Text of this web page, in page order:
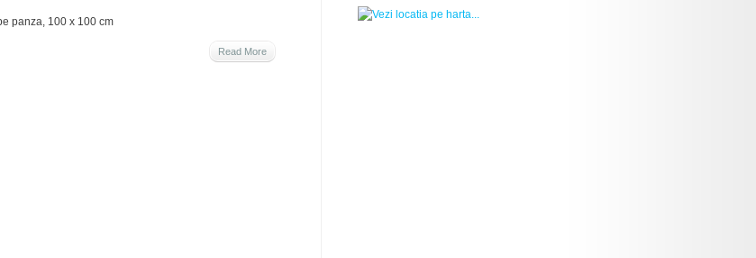
panza, 100 x 100 cm
Read More